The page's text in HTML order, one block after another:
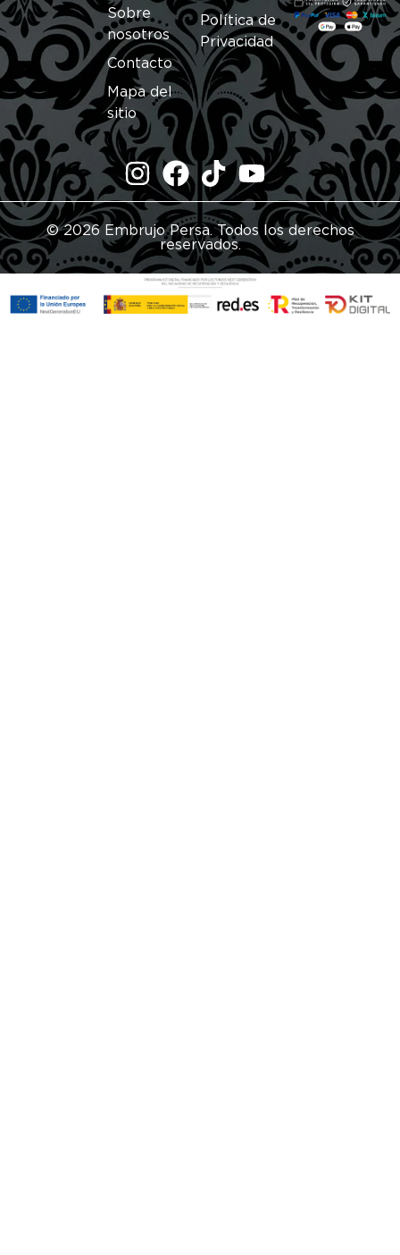
Sobre
nosotros
Contacto
Mapa del
sitio
Política de
Privacidad
© 2026 Embrujo Persa. Todos los derechos
reservados.